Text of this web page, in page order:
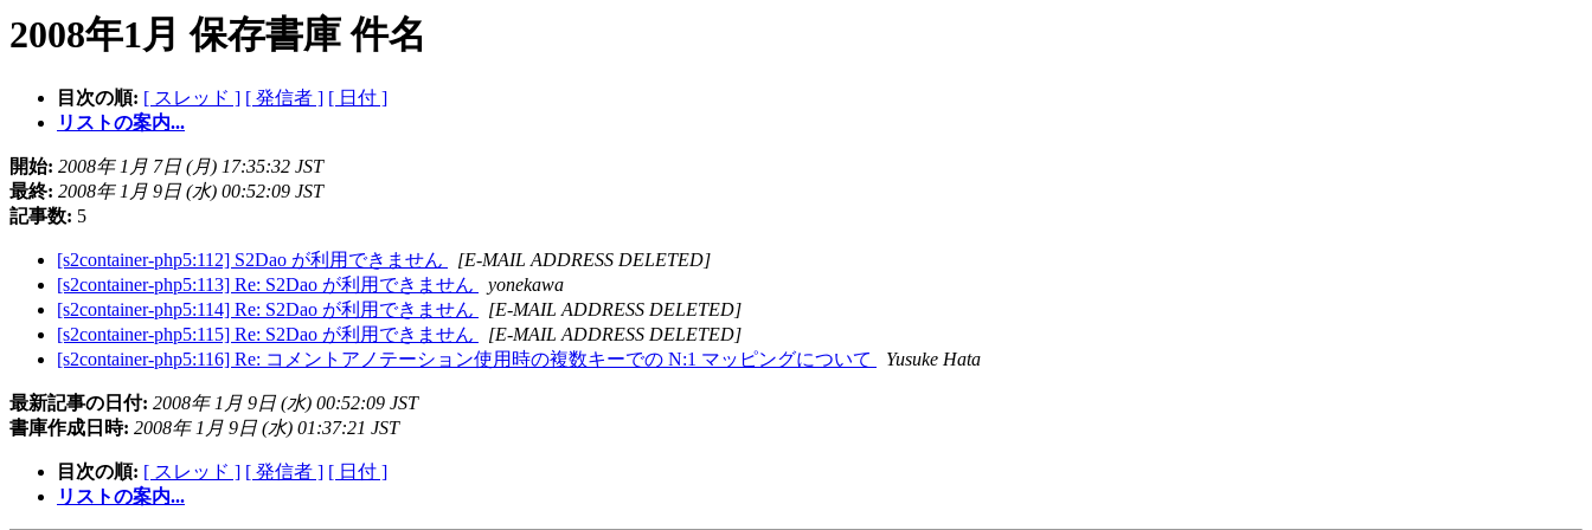
2008年1月 保存書庫 件名
目次の順: [ スレッド ] [ 発信者 ] [ 日付 ]
リストの案内...
開始: 2008年 1月 7日 (月) 17:35:32 JST
最終: 2008年 1月 9日 (水) 00:52:09 JST
記事数: 5
[s2container-php5:112] S2Dao が利用できません
[E-MAIL ADDRESS DELETED]
[s2container-php5:113] Re: S2Dao が利用できません
yonekawa
[s2container-php5:114] Re: S2Dao が利用できません
[E-MAIL ADDRESS DELETED]
[s2container-php5:115] Re: S2Dao が利用できません
[E-MAIL ADDRESS DELETED]
[s2container-php5:116] Re: コメントアノテーション使用時の複数キーでの N:1 マッピングについて
Yusuke Hata
最新記事の日付: 2008年 1月 9日 (水) 00:52:09 JST
書庫作成日時: 2008年 1月 9日 (水) 01:37:21 JST
目次の順: [ スレッド ] [ 発信者 ] [ 日付 ]
リストの案内...